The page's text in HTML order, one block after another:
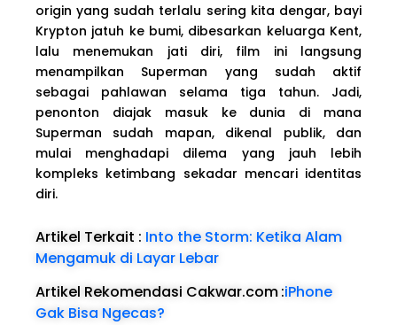
origin yang sudah terlalu sering kita dengar, bayi
Krypton jatuh ke bumi, dibesarkan keluarga Kent,
lalu menemukan jati diri, film ini langsung
menampilkan Superman yang sudah aktif
sebagai pahlawan selama tiga tahun. Jadi,
penonton diajak masuk ke dunia di mana
Superman sudah mapan, dikenal publik, dan
mulai menghadapi dilema yang jauh lebih
kompleks ketimbang sekadar mencari identitas
diri.
Artikel Terkait : Into the Storm: Ketika Alam
Mengamuk di Layar Lebar
Artikel Rekomendasi Cakwar.com:iPhone
Gak Bisa Ngecas?